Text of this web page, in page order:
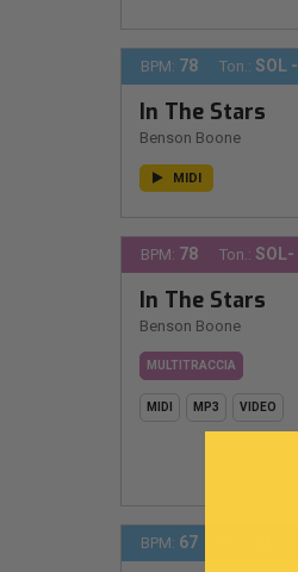
BPM: 78 Ton.: SOL -
In The Stars
Benson Boone
MIDI
BPM: 78 Ton.: SOL-
In The Stars
Benson Boone
MULTITRACCIA
MIDI MP3 VIDEO
BPM: 67